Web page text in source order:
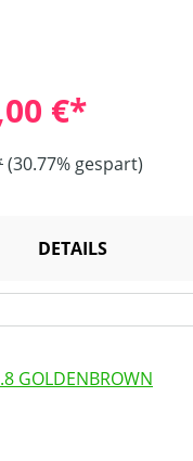
€*
(30.77% gespart)
DETAILS